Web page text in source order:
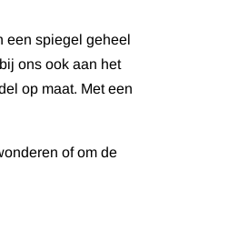
een spiegel geheel
ons ook aan het
op maat. Met een
of om de